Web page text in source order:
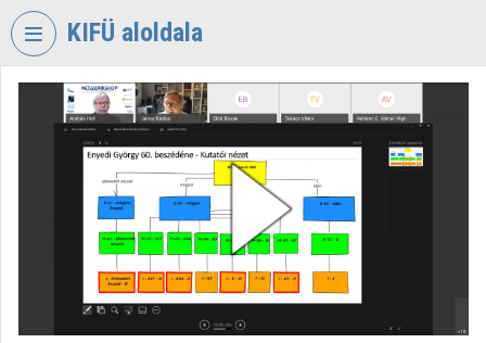
Fejléc kihagyása
KIFÜ aloldala
VIDEO TORIUM
KORMÁNYZATI
INFORMATIKAI
FEJLESZTÉSI
ÜGYNÖKSÉG
Intézményi kezdőlap
Bejelentkezés